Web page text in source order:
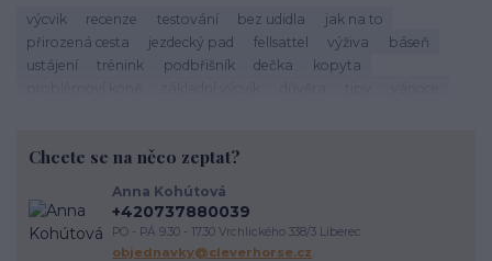
výcvik recenze testování bez udidla
jak na to
přirozená cesta
jezdecký pad fellsattel výživa
báseň
ustájení
trénink podbřišník dečka
kopyta
závody
podpora útulkům správný výběr
výživa koně
krmení koní veterinární péče o koně
kokosový olej
srst péče o vybavení proč
komunikace
vodění
Chcete se na něco zeptat?
Anna Kohútová
+420737880039
PO - PÁ 9.30 - 17.30 Vrchlického 338/3 Liberec
objednavky@cleverhorse.cz